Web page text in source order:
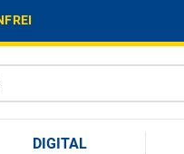
DIGITAL